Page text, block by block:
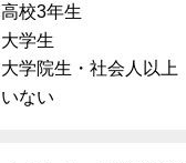
高校3年生
大学生
大学院生・社会人以上
いない